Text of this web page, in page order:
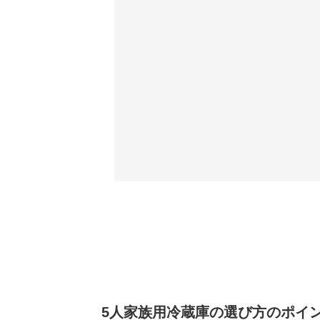
5人家族用冷蔵庫の選び方のポイ